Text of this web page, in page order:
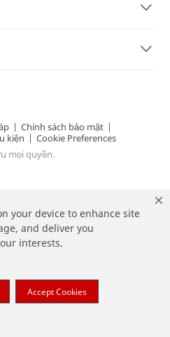
your device to enhance site
and deliver you
interests.
Accept Cookies
| Chính sách bảo mật |
kiện | Cookie Preferences
mọi quyền.
nhãn hiệu thương mại của 3M.